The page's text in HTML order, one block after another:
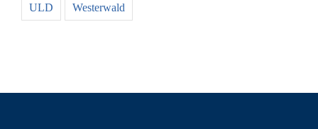
ULD Westerwald